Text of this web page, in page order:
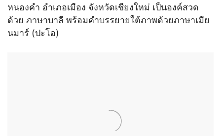
หนองคำ อำเภอเมือง จังหวัดเชียงใหม่ เป็นองค์สวด
ด้วย ภาษาบาลี พร้อมคำบรรยายใต้ภาพด้วยภาษาเมีย
นมาร์ (ปะโอ)